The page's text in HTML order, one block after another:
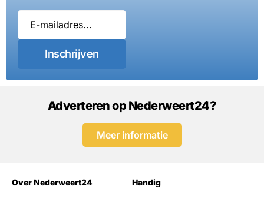
Inschrijven
Adverteren op Nederweert24?
Meer informatie
Over Nederweert24 Handig